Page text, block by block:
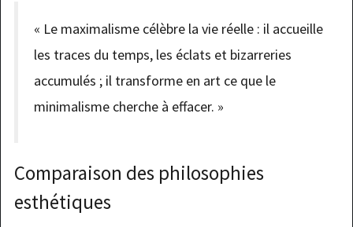
« Le maximalisme célèbre la vie réelle : il accueille
les traces du temps, les éclats et bizarreries
accumulés ; il transforme en art ce que le
minimalisme cherche à effacer. »
Comparaison des philosophies
esthétiques